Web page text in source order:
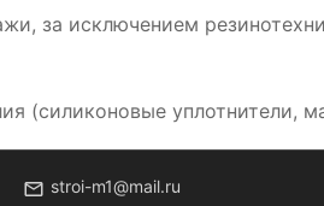
за исключением
(силиконовые уплотнители,
stroi-m1@mail.ru